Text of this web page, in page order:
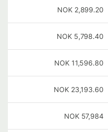
2,899.20
NOK
5,798.40
NOK
11,596.80
NOK
23,193.60
NOK
57,984
NOK